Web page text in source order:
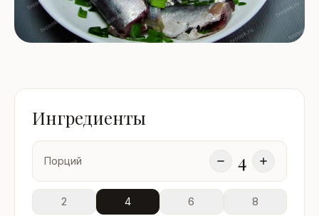
Ингредиенты
Порций 4
2 4 6 8